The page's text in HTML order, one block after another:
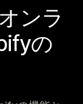
ンラ
の